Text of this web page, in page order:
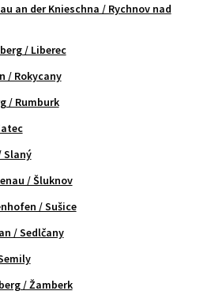
an der Knieschna / Rychnov nad
/ Liberec
/ Rokycany
/ Rumburk
Slaný
/ Šluknov
/ Sušice
/ Sedlčany
/ Žamberk